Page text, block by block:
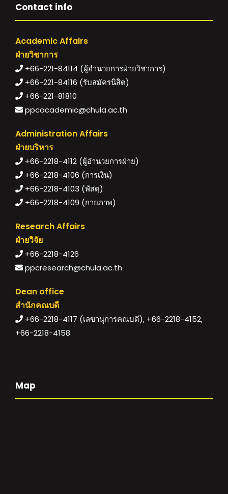
Contact info
Academic Affairs
ฝ่ายวิชาการ
+66-221-84114 (ผู้อำนวยการฝ่ายวิชาการ)
+66-221-84116 (รับสมัครนิสิต)
+66-221-81810
ppcacademic@chula.ac.th
Administration Affairs
ฝ่ายบริหาร
+66-2218-4112 (ผู้อำนวยการฝ่าย)
+66-2218-4106 (การเงิน)
+66-2218-4103 (พัสดุ)
+66-2218-4109 (กายภาพ)
Research Affairs
ฝ่ายวิจัย
+66-2218-4126
ppcresearch@chula.ac.th
Dean office
สำนักคณบดี
+66-2218-4117 (เลขานุการคณบดี), +66-2218-4152,
+66-2218-4158
Map